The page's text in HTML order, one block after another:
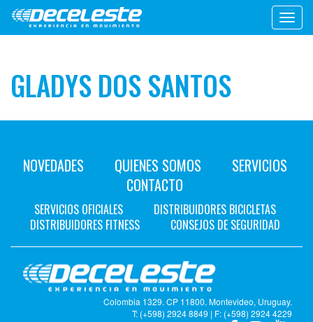
GLADYS DOS SANTOS
NOVEDADES QUIENES SOMOS
SERVICIOS
CONTACTO
SERVICIOS OFICIALES
DISTRIBUIDORES BICICLETAS
DISTRIBUIDORES FITNESS
CONSEJOS DE SEGURIDAD
Colombia 1329. CP 11800. Montevideo, Uruguay.
T: (+598) 2924 8849 | F: (+598) 2924 4229